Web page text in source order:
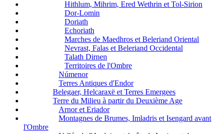
Hithlum, Mihrim, Ered Wethrin et Tol-Sirion
Dor-Lomin
Doriath
Echoriath
Marches de Maedhros et Beleriand Oriental
Nevrast, Falas et Beleriand Occidental
Talath Dirnen
Territoires de l'Ombre
Númenor
Terres Antiques d'Endor
Belegaer, Helcaraxë et Terres Emergees
Terre du Milieu à partir du Deuxième Age
Arnor et Eriador
Montagnes de Brumes, Imladris et Isengard avant
l'Ombre